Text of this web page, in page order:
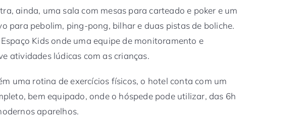
ainda, uma sala com mesas para carteado e poker e um
para pebolim, ping-pong, bilhar e duas pistas de boliche.
Kids onde uma equipe de monitoramento e
atividades lúdicas com as crianças.
uma rotina de exercícios físicos, o hotel conta com um
bem equipado, onde o hóspede pode utilizar, das 6h
aparelhos.